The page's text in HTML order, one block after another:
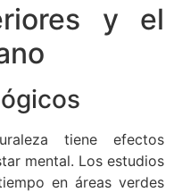
y el
tiene efectos
mental. Los estudios
en áreas verdes